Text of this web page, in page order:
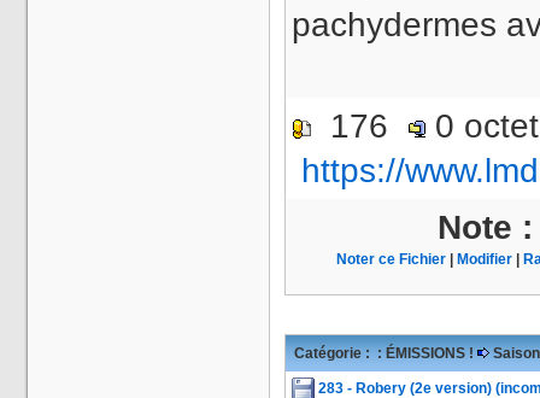
pachydermes
176
0
https://
Note
Noter ce Fichier Modifier
Catégorie : : ÉMISSIONS !
283 - Robery (2e version)